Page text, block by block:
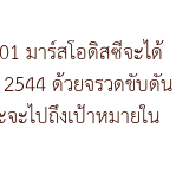
มาร์สโอดิสซีจะได้
ด้วยจรวดขับดัน
ะไปถึงเป้าหมายใน